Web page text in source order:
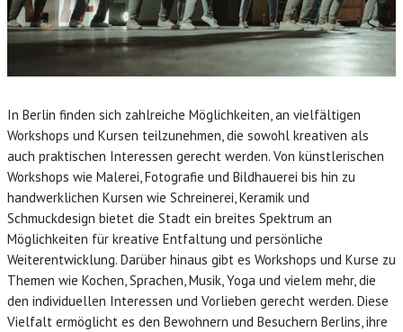
In Berlin finden sich zahlreiche Möglichkeiten, an vielfältigen
Workshops und Kursen teilzunehmen, die sowohl kreativen als
auch praktischen Interessen gerecht werden. Von künstlerischen
Workshops wie Malerei, Fotografie und Bildhauerei bis hin zu
handwerklichen Kursen wie Schreinerei, Keramik und
Schmuckdesign bietet die Stadt ein breites Spektrum an
Möglichkeiten für kreative Entfaltung und persönliche
Weiterentwicklung. Darüber hinaus gibt es Workshops und Kurse zu
Themen wie Kochen, Sprachen, Musik, Yoga und vielem mehr, die
den individuellen Interessen und Vorlieben gerecht werden. Diese
Vielfalt ermöglicht es den Bewohnern und Besuchern Berlins, ihre